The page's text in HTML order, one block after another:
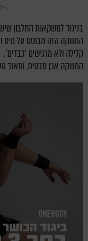
בניגוד למשקאות החלבון
המשקה הזה מבוסס על מים
קלילה ולא מרגישים 'כבדים'.
המשקה אכן מבטיח, ומאוד